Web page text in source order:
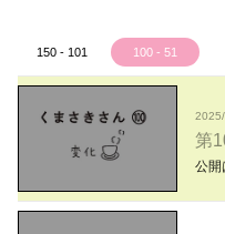
150 - 101 100 - 51
第
公開